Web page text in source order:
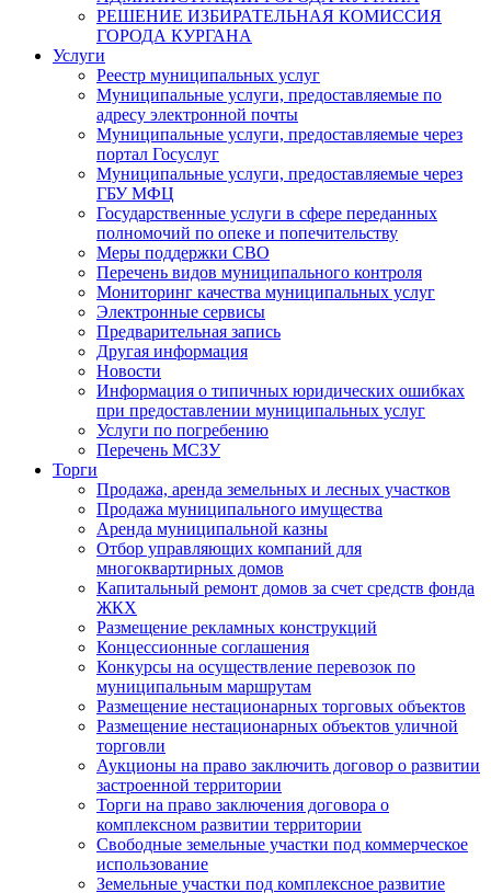
РЕШЕНИЕ ИЗБИРАТЕЛЬНАЯ КОМИССИЯ
ГОРОДА КУРГАНА
Услуги
Реестр муниципальных услуг
Муниципальные услуги, предоставляемые по
адресу электронной почты
Муниципальные услуги, предоставляемые через
портал Госуслуг
Муниципальные услуги, предоставляемые через
ГБУ МФЦ
Государственные услуги в сфере переданных
полномочий по опеке и попечительству
Меры поддержки СВО
Перечень видов муниципального контроля
Мониторинг качества муниципальных услуг
Электронные сервисы
Предварительная запись
Другая информация
Новости
Информация о типичных юридических ошибках
при предоставлении муниципальных услуг
Услуги по погребению
Перечень МСЗУ
Торги
Продажа, аренда земельных и лесных участков
Продажа муниципального имущества
Аренда муниципальной казны
Отбор управляющих компаний для
многоквартирных домов
Капитальный ремонт домов за счет средств фонда
ЖКХ
Размещение рекламных конструкций
Концессионные соглашения
Конкурсы на осуществление перевозок по
муниципальным маршрутам
Размещение нестационарных торговых объектов
Размещение нестационарных объектов уличной
торговли
Аукционы на право заключить договор о развитии
застроенной территории
Торги на право заключения договора о
комплексном развитии территории
Свободные земельные участки под коммерческое
использование
Земельные участки под комплексное развитие